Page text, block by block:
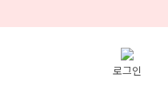
로그인